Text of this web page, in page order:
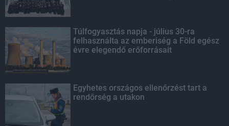
Túlfogyasztás napja - július 30-ra
felhasználta az emberiség a Föld egész
évre elegendő erőforrásait
Egyhetes országos ellenőrzést tart a
rendőrség a utakon